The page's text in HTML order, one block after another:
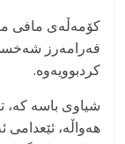
کۆمەڵەی مافی
فەرامەرز
کردبوویەوە.
شیاوی باسە کە،
هەواڵە، ئێعدامی